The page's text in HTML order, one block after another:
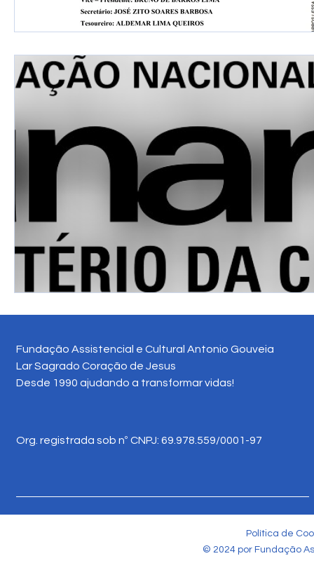
Fundação Assistencial e Cultural Antonio Gouveia
Lar Sagrado Coração de Jesus
Desde 1990 ajudando a transformar vidas!
Org. registrada sob nº CNPJ: 69.978.559/0001-97
Política de
© 2024 por Fundação